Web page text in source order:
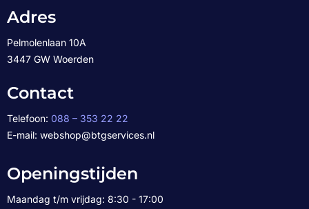
Adres
Pelmolenlaan 10A
3447 GW Woerden
Contact
Telefoon: 088 – 353 22 22
E-mail: webshop@btgservices.nl
Openingstijden
Maandag t/m vrijdag: 8:30 - 17:00